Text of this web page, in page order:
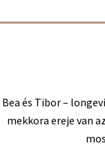
Bea és Tibor –
mekkora ereje van